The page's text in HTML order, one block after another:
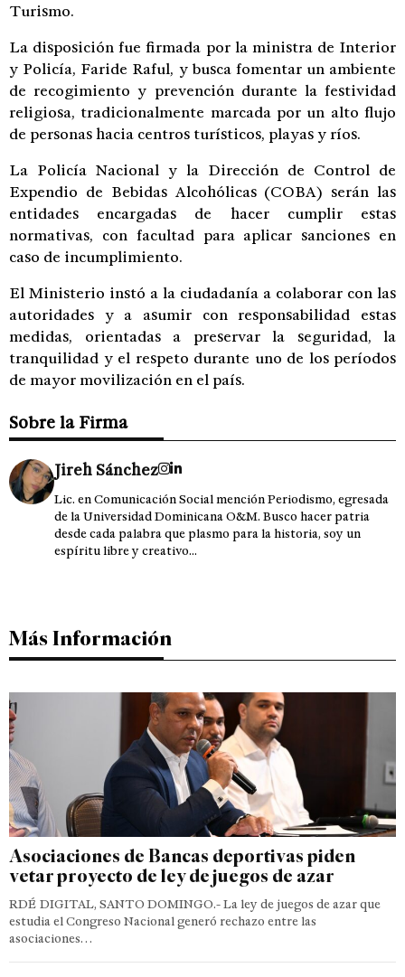
Turismo.
La disposición fue firmada por la ministra de Interior
y Policía, Faride Raful, y busca fomentar un ambiente
de recogimiento y prevención durante la festividad
religiosa, tradicionalmente marcada por un alto flujo
de personas hacia centros turísticos, playas y ríos.
La Policía Nacional y la Dirección de Control de
Expendio de Bebidas Alcohólicas (COBA) serán las
entidades encargadas de hacer cumplir estas
normativas, con facultad para aplicar sanciones en
caso de incumplimiento.
El Ministerio instó a la ciudadanía a colaborar con las
autoridades y a asumir con responsabilidad estas
medidas, orientadas a preservar la seguridad, la
tranquilidad y el respeto durante uno de los períodos
de mayor movilización en el país.
Sobre la Firma
Jireh Sánchez
Lic. en Comunicación Social mención Periodismo, egresada
de la Universidad Dominicana O&M. Busco hacer patria
desde cada palabra que plasmo para la historia, soy un
espíritu libre y creativo...
Más Información
Asociaciones de Bancas deportivas piden
vetar proyecto de ley de juegos de azar
RDÉ DIGITAL, SANTO DOMINGO.- La ley de juegos de azar que
estudia el Congreso Nacional generó rechazo entre las
asociaciones…